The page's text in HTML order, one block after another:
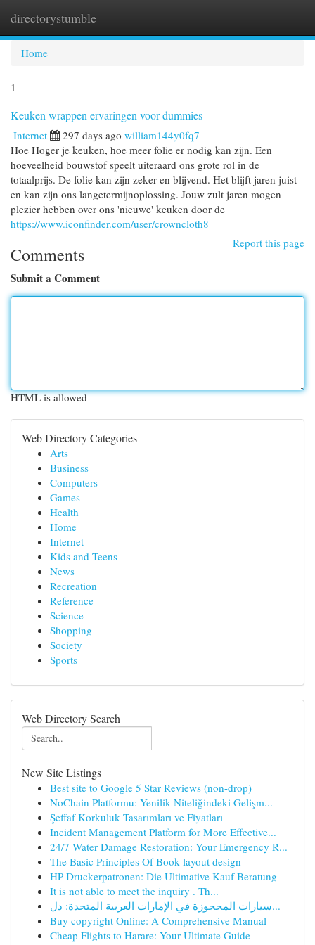
directorystumble
Home
1
Keuken wrappen ervaringen voor dummies
Internet 297 days ago william144y0fq7
Hoe Hoger je keuken, hoe meer folie er nodig kan zijn. Een
hoeveelheid bouwstof speelt uiteraard ons grote rol in de
totaalprijs. De folie kan zijn zeker en blijvend. Het blijft jaren juist
en kan zijn ons langetermijnoplossing. Jouw zult jaren mogen
plezier hebben over ons 'nieuwe' keuken door de
https://www.iconfinder.com/user/crowncloth8
Report this page
Comments
Submit a Comment
HTML is allowed
Web Directory Categories
Arts
Business
Computers
Games
Health
Home
Internet
Kids and Teens
News
Recreation
Reference
Science
Shopping
Society
Sports
Web Directory Search
New Site Listings
Best site to Google 5 Star Reviews (non-drop)
NoChain Platformu: Yenilik Niteliğindeki Gelişm...
Şeffaf Korkuluk Tasarımları ve Fiyatları
Incident Management Platform for More Effective...
24/7 Water Damage Restoration: Your Emergency R...
The Basic Principles Of Book layout design
HP Druckerpatronen: Die Ultimative Kauf Beratung
It is not able to meet the inquiry . Th...
سيارات المحجوزة في الإمارات العربية المتحدة: دل...
Buy copyright Online: A Comprehensive Manual
Cheap Flights to Harare: Your Ultimate Guide